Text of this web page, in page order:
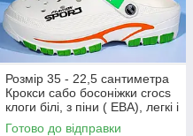
Розмір 35 - 22,5 сантиметра
Крокси сабо босоніжки crocs
клоги білі, з піни ( ЕВА), легкі і
зручні
Готово до відправки